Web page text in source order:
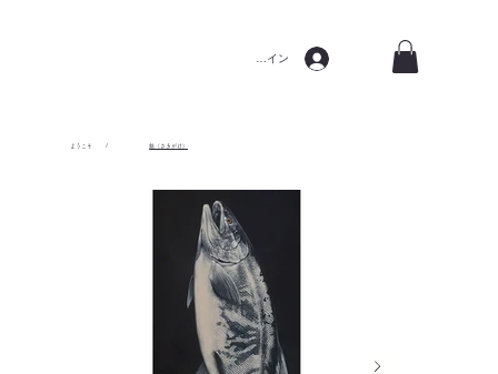
ログイン
ようこそ / 魁（さきがけ）